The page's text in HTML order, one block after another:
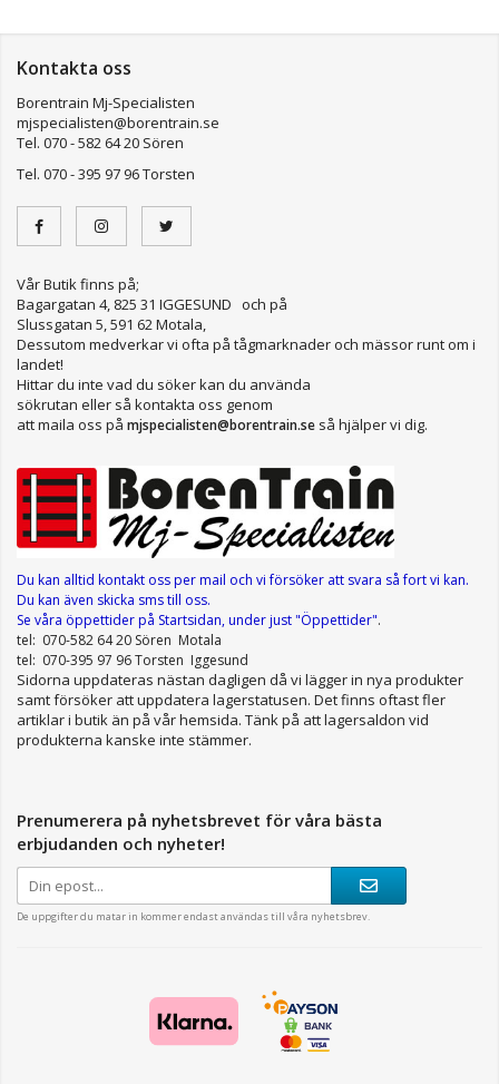
Kontakta oss
Borentrain Mj-Specialisten
mjspecialisten@borentrain.se
Tel. 070 - 582 64 20 Sören
Tel. 070 - 395 97 96 Torsten
Vår Butik finns på;
Bagargatan 4, 825 31 IGGESUND och på
Slussgatan 5, 591 62 Motala,
Dessutom medverkar vi ofta på tågmarknader och mässor runt om i
landet!
Hittar du inte vad du söker kan du använda
sökrutan eller så kontakta oss genom
att maila oss på mjspecialisten@borentrain.se så hjälper vi dig.
Du kan alltid kontakt oss per mail och vi försöker att svara så fort vi kan.
Du kan även skicka sms till oss.
Se våra öppettiderpå Startsidan, under just "Öppettider".
tel: 070-582 64 20 Sören Motala
tel: 070-395 97 96 Torsten Iggesund
Sidorna uppdateras nästan dagligen då vi lägger in nya produkter
samt försöker att uppdatera lagerstatusen. Det finns oftast fler
artiklar i butik än på vår hemsida. Tänk på att lagersaldon vid
produkterna kanske inte stämmer.
Prenumerera på nyhetsbrevet för våra bästa
erbjudanden och nyheter!
De uppgifter du matar in kommer endast användas till våra nyhetsbrev.